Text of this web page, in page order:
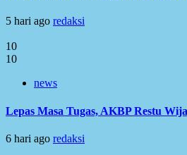
5 hari ago redaksi
10
10
news
Lepas Masa Tugas, AKBP Restu
6 hari ago redaksi